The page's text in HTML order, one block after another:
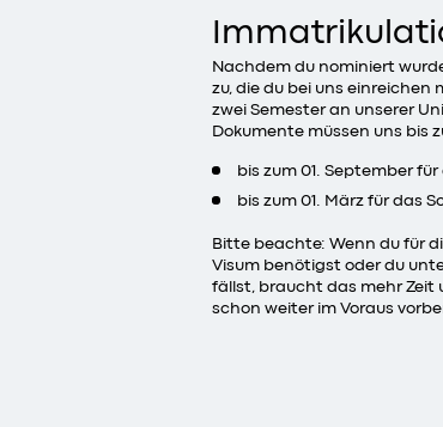
Nachdem du nominiert
zu, die du bei uns einreichen
zwei Semester an unserer
Dokumente müssen uns bis
bis zum 01. September
bis zum 01. März für das
Bitte beachte: Wenn du für
Visum benötigst oder du
fällst, braucht das mehr Zeit
schon weiter im Voraus